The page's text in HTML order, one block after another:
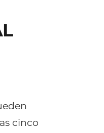
cinco